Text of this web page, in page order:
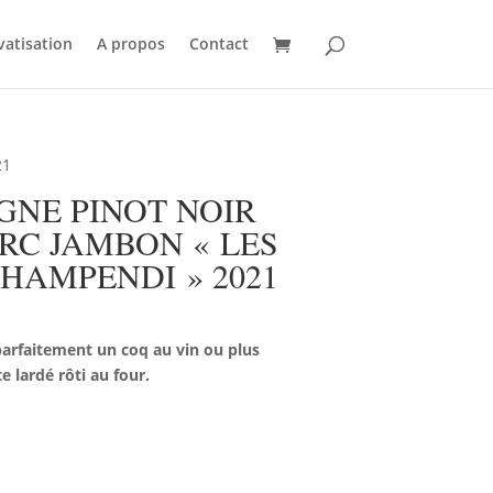
A propos Contact
PINOT NOIR
JAMBON « LES
» 2021
un coq au vin ou plus
lardé rôti au four.